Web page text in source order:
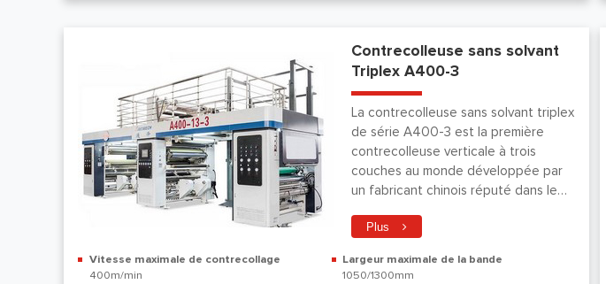
Contrecolleuse sans solvant
Triplex A400-3
La contrecolleuse sans solvant triplex
de série A400-3 est la première
contrecolleuse verticale à trois
couches au monde développée par
un fabricant chinois réputé dans le
et de conversion
Plus
Vitesse maximale de contrecollage
400m/min
Largeur maximale de la bande
1050/1300mm